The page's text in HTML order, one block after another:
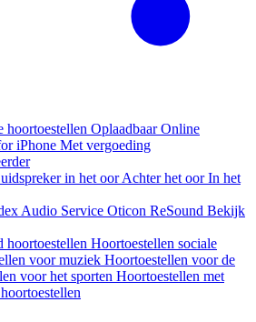
hoortoestellen OplaadbaarOnline
iPhone Met vergoeding
in het oorAchter het oorIn het
Audio Service Oticon ReSound Bekijk
hoortoestellen Hoortoestellen sociale
voor muziek Hoortoestellen voor de
voor het sporten Hoortoestellen met